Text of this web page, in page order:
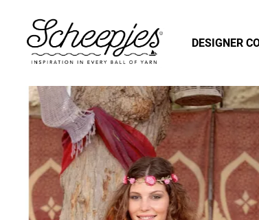
DESIGNER